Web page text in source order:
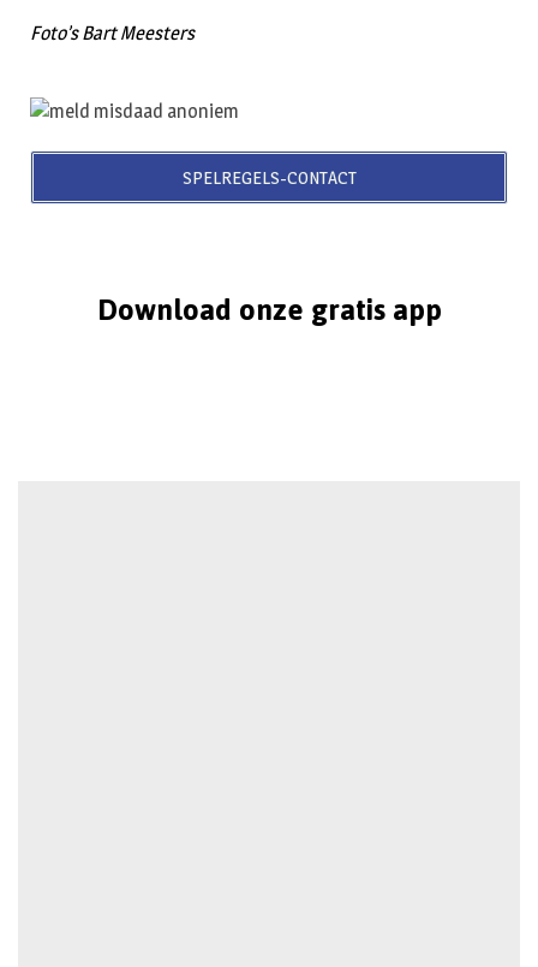
Foto’s Bart Meesters
SPELREGELS-CONTACT
Download onze gratis app